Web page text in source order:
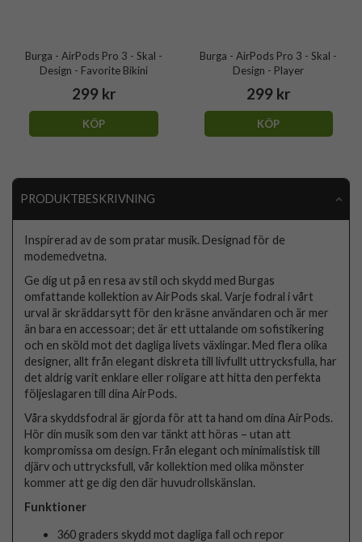
Burga - AirPods Pro 3 - Skal -
Design - Favorite Bikini
299 kr
KÖP
Burga - AirPods Pro 3 - Skal -
Design - Player
299 kr
KÖP
PRODUKTBESKRIVNING
Inspirerad av de som pratar musik. Designad för de
modemedvetna.
Ge dig ut på en resa av stil och skydd med Burgas
omfattande kollektion av AirPods skal. Varje fodral i vårt
urval är skräddarsytt för den kräsne användaren och är mer
än bara en accessoar; det är ett uttalande om sofistikering
och en sköld mot det dagliga livets växlingar. Med flera olika
designer, allt från elegant diskreta till livfullt uttrycksfulla, har
det aldrig varit enklare eller roligare att hitta den perfekta
följeslagaren till dina AirPods.
Våra skyddsfodral är gjorda för att ta hand om dina AirPods.
Hör din musik som den var tänkt att höras – utan att
kompromissa om design. Från elegant och minimalistisk till
djärv och uttrycksfull, vår kollektion med olika mönster
kommer att ge dig den där huvudrollskänslan.
Funktioner
360 graders skydd mot dagliga fall och repor